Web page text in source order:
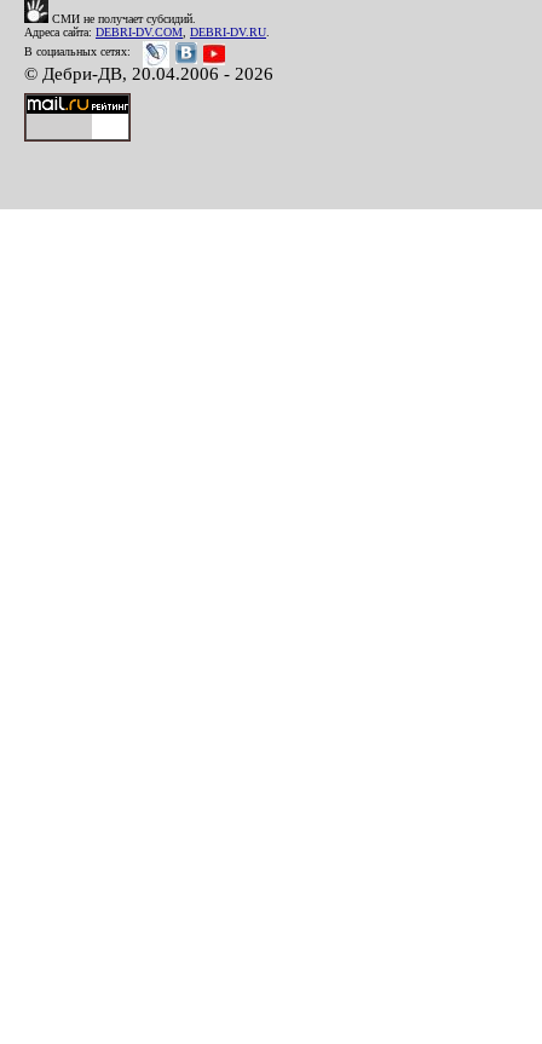
СМИ не получает субсидий.
Адреса сайта: DEBRI-DV.COM DEBRI-DV.RU
В социальных сетях:
© Дебри-ДВ, 20.04.2006 - 2026